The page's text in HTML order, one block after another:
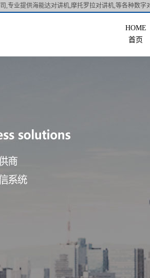
,专业提供海能达对讲机,摩托罗拉对讲机,等各种数字
首页